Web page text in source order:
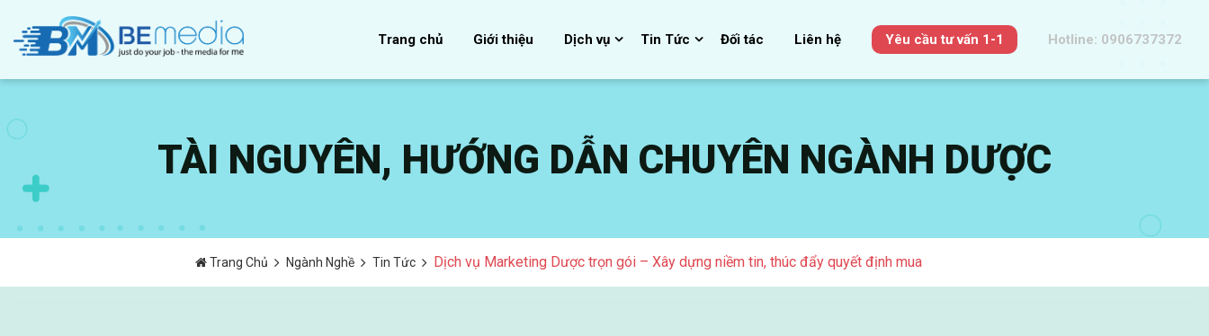
Trang chủ Giới thiệu Dịch vụ Tin Tức Đối tác Liên hệ Yêu cầu tư vấn 1-1 Hotline: 0906737372
TÀI NGUYÊN, HƯỚNG DẪN CHUYÊN NGÀNH DƯỢC
Trang Chủ Ngành Nghề Tin Tức Dịch vụ Marketing Dược trọn gói – Xây dựng niềm tin, thúc đẩy quyết định mua